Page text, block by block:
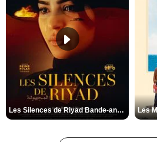
Les Silences de Riyad Bande-annonce VO STFR